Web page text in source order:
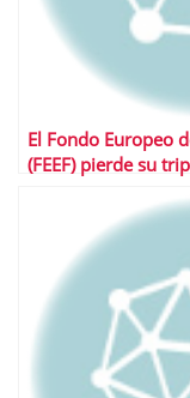
El Fondo Europeo
(FEEF) pierde su